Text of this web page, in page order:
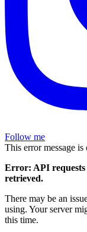
Follow me
This error message
Error: API requests
retrieved.
There may be an
using. Your server
this time.